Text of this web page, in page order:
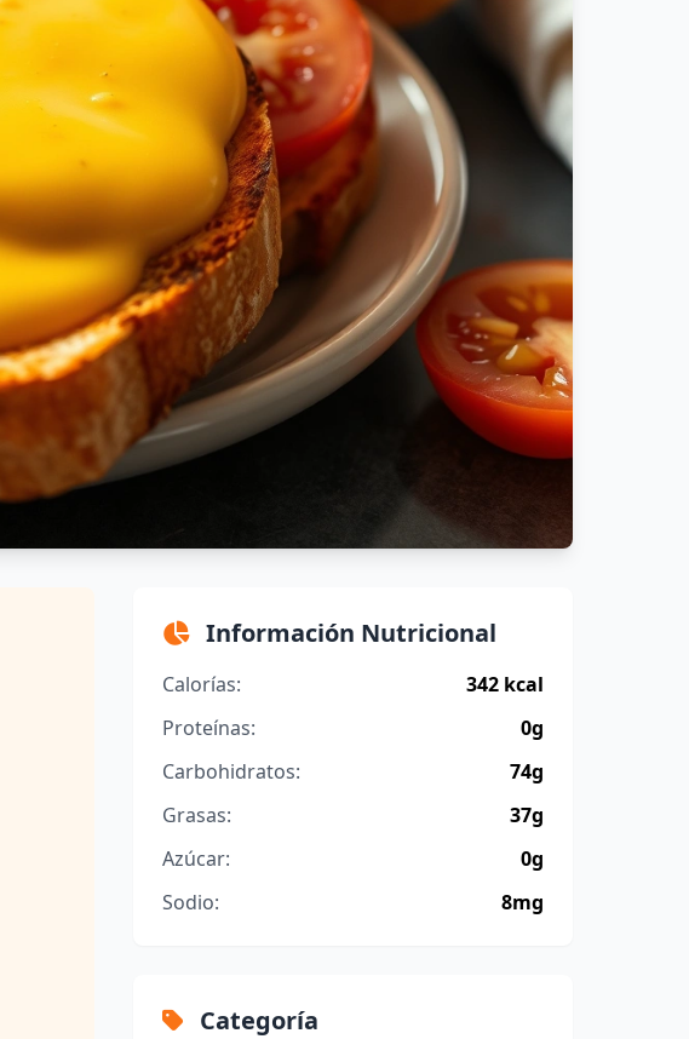
Información Nutricional
Calorías:
342 kcal
Proteínas:
0g
Carbohidratos:
74g
Grasas:
37g
Azúcar:
0g
Sodio:
8mg
Categoría